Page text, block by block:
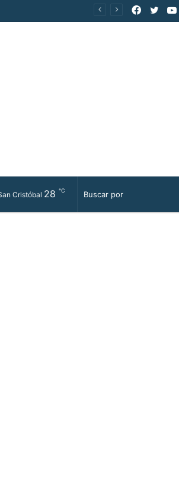
Facebook
Cristóbal 28 ℃